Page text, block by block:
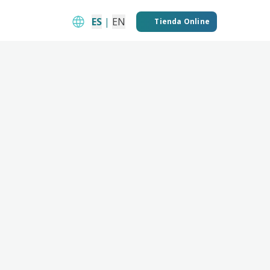
ES | EN Tienda Online